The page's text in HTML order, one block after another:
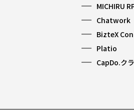
MICHIRU
Chatwork
BizteX
Platio
CapDo.ク